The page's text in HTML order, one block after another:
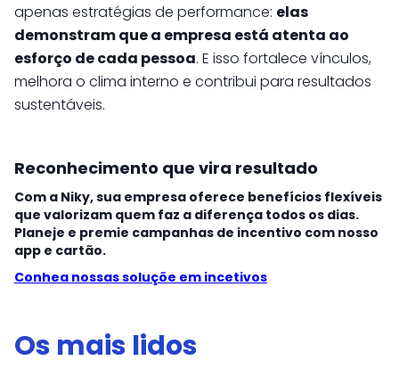
apenas estratégias de performance: elas
demonstram que a empresa está atenta ao
esforço de cada pessoa. E isso fortalece vínculos,
melhora o clima interno e contribui para resultados
sustentáveis.
Reconhecimento que vira resultado
Com a Niky, sua empresa oferece benefícios flexíveis
que valorizam quem faz a diferença todos os dias.
Planeje e premie campanhas de incentivo com nosso
app e cartão.
Conhea nossas soluçõe em incetivos
Os mais lidos